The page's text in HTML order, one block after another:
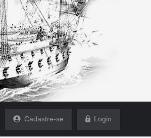
Login
Cadastre-se